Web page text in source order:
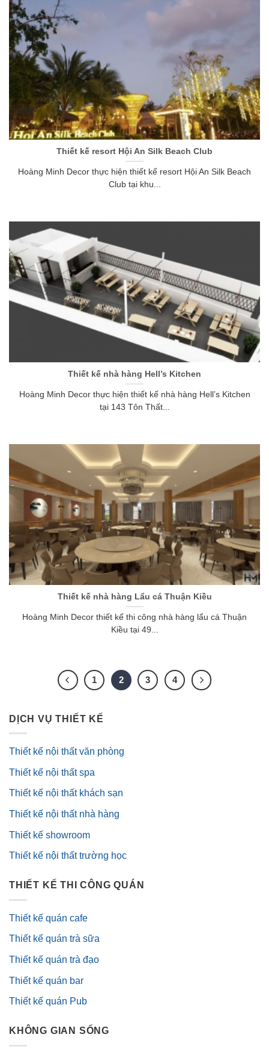
Thiết kế resort Hội An Silk Beach Club
Hoàng Minh Decor thực hiện thiết kế resort Hội An Silk Beach
Club tại khu...
Thiết kế nhà hàng Hell’s Kitchen
Hoàng Minh Decor thực hiện thiết kế nhà hàng Hell’s Kitchen
tại 143 Tôn Thất...
Thiết kế nhà hàng Lẩu cá Thuận Kiều
Hoàng Minh Decor thiết kế thi công nhà hàng lẩu cá Thuận
Kiều tại 49...
1 2 3 4
DỊCH VỤ THIẾT KẾ
Thiết kế nội thất văn phòng
Thiết kế nội thất spa
Thiết kế nội thất khách sạn
Thiết kế nội thất nhà hàng
Thiết kế showroom
Thiết kế nội thất trường học
THIẾT KẾ THI CÔNG QUÁN
Thiết kế quán cafe
Thiết kế quán trà sữa
Thiết kế quán trà đạo
Thiết kế quán bar
Thiết kế quán Pub
KHÔNG GIAN SỐNG